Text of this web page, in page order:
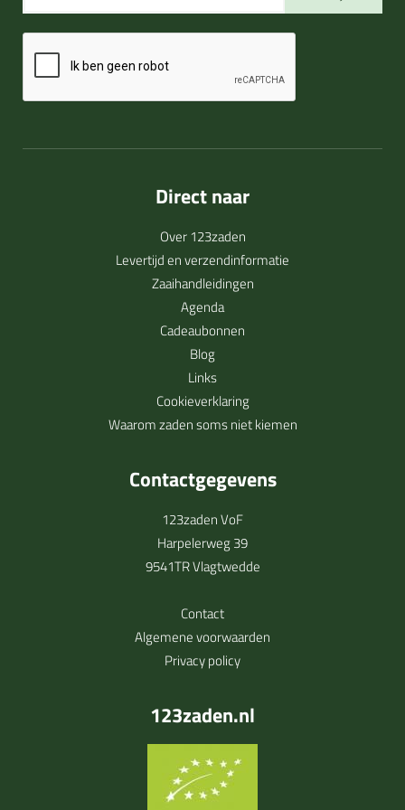
Direct naar
Over 123zaden
Levertijd en verzendinformatie
Zaaihandleidingen
Agenda
Cadeaubonnen
Blog
Links
Cookieverklaring
Waarom zaden soms niet kiemen
Contactgegevens
123zaden VoF
Harpelerweg 39
9541TR Vlagtwedde
Contact
Algemene voorwaarden
Privacy policy
123zaden.nl